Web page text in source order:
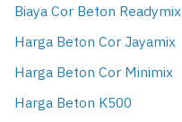
Biaya Cor Beton Readymix
Harga Beton Cor Jayamix
Harga Beton Cor Minimix
Harga Beton K500